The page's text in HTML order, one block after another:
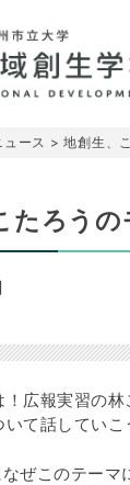
ュース >地創生、
たろう
！広報実習の
いて話していこ
ぜこのテーマ